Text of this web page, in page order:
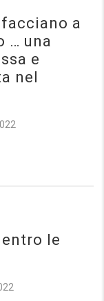
a
… una
e
nel
le